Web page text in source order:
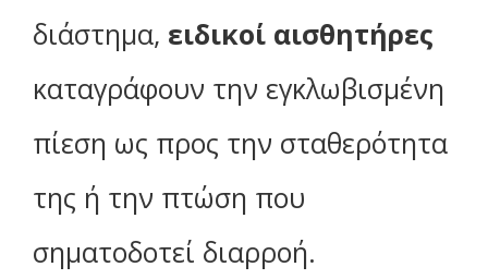
διάστημα, ειδικοί αισθητήρες
καταγράφουν την εγκλωβισμένη
πίεση ως προς την σταθερότητα
της ή την πτώση που
σηματοδοτεί διαρροή.